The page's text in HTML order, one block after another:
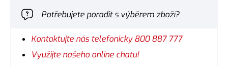
Potřebujete poradit s výběrem zboží?
Kontaktujte nás telefonicky 800 887 777
Využijte našeho online chatu!